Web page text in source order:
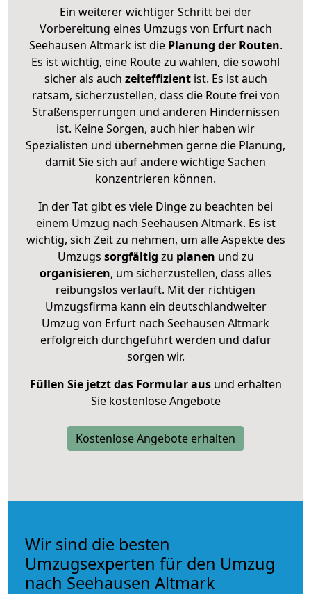
Ein weiterer wichtiger Schritt bei der
Vorbereitung eines Umzugs von Erfurt nach
Seehausen Altmark ist diePlanung der Routen.
Es ist wichtig, eine Route zu wählen, die sowohl
sicher als auch zeiteffizientist. Es ist auch
ratsam, sicherzustellen, dass die Route frei von
Straßensperrungen und anderen Hindernissen
ist. Keine Sorgen, auch hier haben wir
Spezialisten und übernehmen gerne die Planung,
damit Sie sich auf andere wichtige Sachen
konzentrieren können.
In der Tat gibt es viele Dinge zu beachten bei
einem Umzug nach Seehausen Altmark. Es ist
wichtig, sich Zeit zu nehmen, um alle Aspekte des
Umzugs sorgfältig zu planen und zu
organisieren, um sicherzustellen, dass alles
reibungslos verläuft. Mit der richtigen
Umzugsfirma kann ein deutschlandweiter
Umzug von Erfurt nach Seehausen Altmark
erfolgreich durchgeführt werden und dafür
sorgen wir.
Füllen Sie jetzt das Formular ausund erhalten
Sie kostenlose Angebote
Kostenlose Angebote erhalten
Wir sind die besten
Umzugsexperten für den Umzug
nach Seehausen Altmark